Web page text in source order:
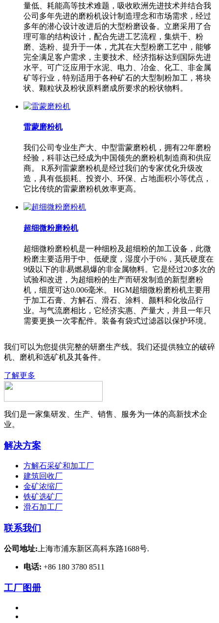
量低、耗能高等技术难题，吸收欧洲先进技术并结合我
公司多年先进的磨粉机设计制造理念和市场需求，经过
多年的潜心设计改进后的大型粉磨设备。立磨采用了合
理可靠的结构设计，配合先进工艺流程，集烘干、粉
磨、选粉、提升于一体，尤其在大型粉磨工艺中，能够
完全满足客户需求，主要技术、经济指标达到国际先进
水平。可广泛应用于水泥、电力、冶金、化工、非金属
矿等行业，特别适用于各种矿石的大型制粉加工，将块
状、颗粒状及粉状原料磨成所要求的粉状物料。
雷蒙磨粉机
我们公司专业生产大、中型雷蒙磨粉机，拥有22年磨粉
经验，科菲达已经成为中国领先的磨粉机制造商和供应
商。 R系列雷蒙磨粉机是经过我们的专家优化升级改
造，具有低损耗、投资小、环保、占地面积小等优点，
它比传统的雷蒙磨粉机效率更高。
超细微粉磨粉机
超细微粉磨粉机是一种细粉及超细粉的加工设备，此微
粉磨主要适用于中、低硬度，湿度小于6%，莫氏硬度在
9级以下的非易燃易爆的非金属物料。它是经过20多次的
试验和改进，为超细粉的生产而研发制造的新型磨粉
机，细度可达0.006毫米。 HGM超细微粉磨粉机主要用
于加工石膏、方解石、滑石、涂料、颜料和化妆品行
业。与气流磨相比，它经济实惠、产量大，并且一年只
需要更换一次零配件。装备有袋式过滤器以保护环境。
我们可以为您提供完整的研磨生产线。我们还提供独立的破碎
机、磨机和选矿机及其备件。
了解更多
我们是一家集研发、生产、销售、服务为一体的高新技术企
业。
解决方案
方解石采矿和加工厂
建筑回收厂
金矿浓缩厂
铁矿选矿厂
滑石加工厂
联系我们
公司地址: 上海市浦东新区高科东路1688号.
电话: +86 180 3780 8511
工厂图册